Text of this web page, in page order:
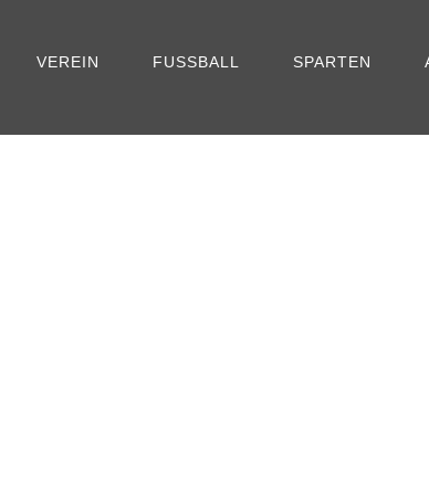
VEREIN FUSSBALL SPARTEN